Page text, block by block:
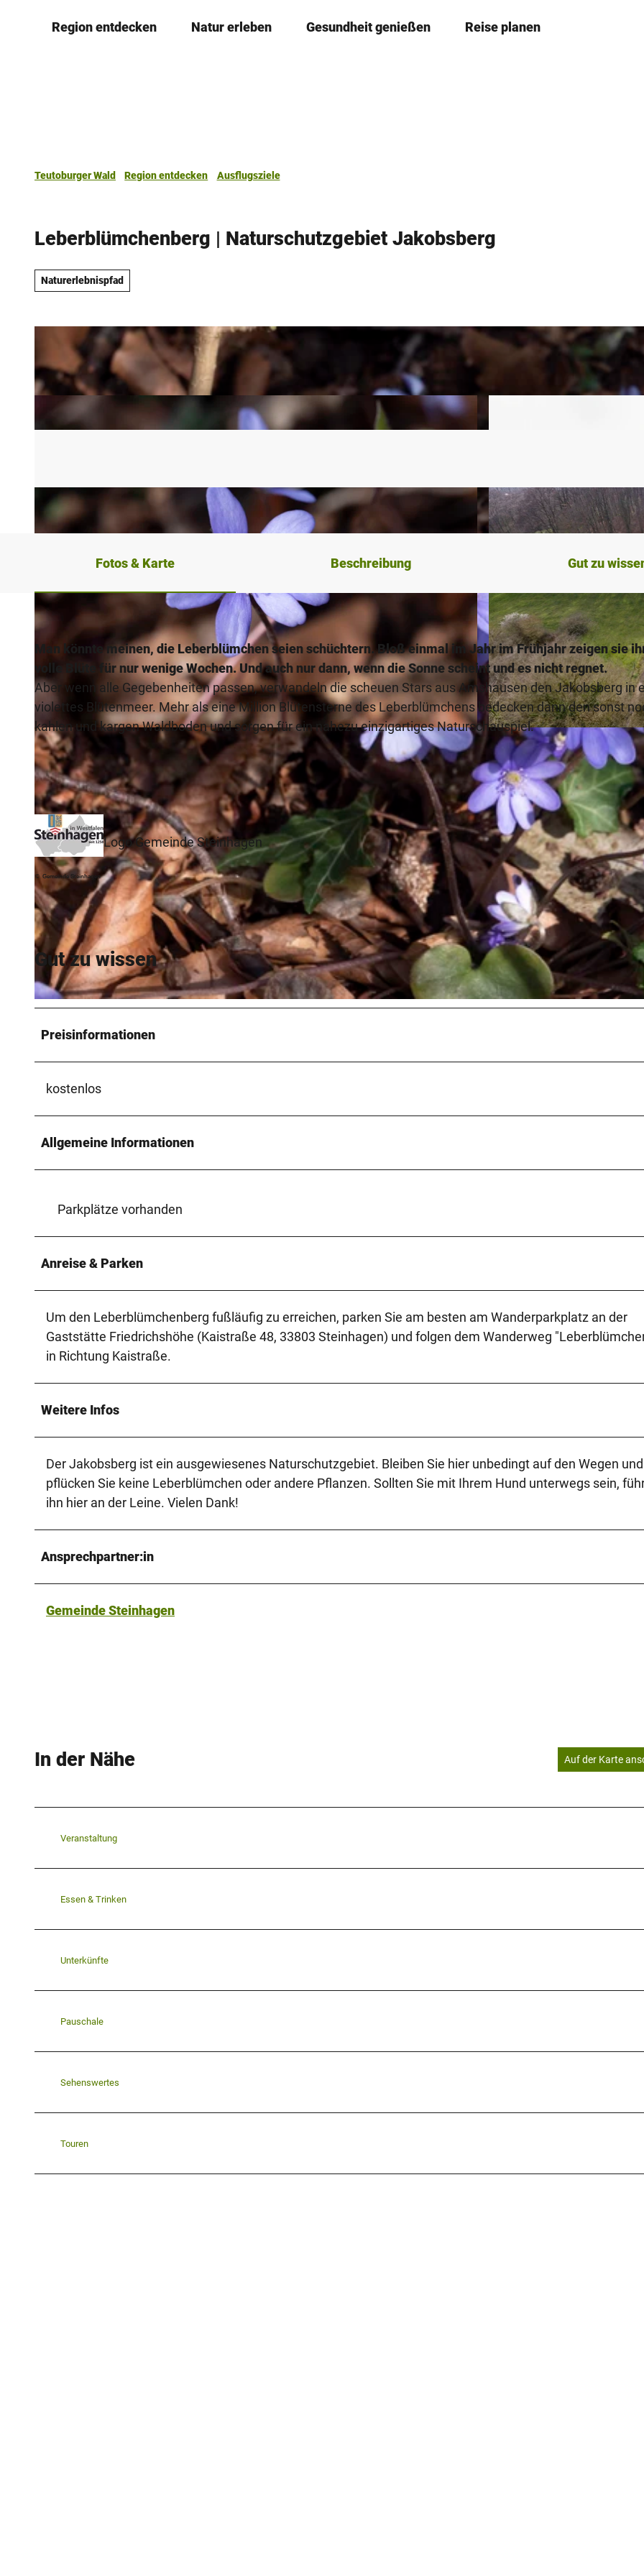
Region entdecken Natur erleben Gesundheit genießen Reise planen
Teutoburger Wald Region entdecken
Ausflugsziele
Leberblümchenberg | Naturschutzgebiet Jakobsberg
Naturerlebnispfad
© © Markus Stein Werther © © Markus Stein Werther
Fotos & Karte Beschreibung Gut zu
Man könnte meinen, die Leberblümchen seien schüchtern. Bloß einmal im Jahr im Frühjahr zeigen sie
volle Blüte für nur wenige Wochen. Und auch nur dann, wenn die Sonne scheint und es nicht regnet.
Aber wenn alle Gegebenheiten passen, verwandeln die scheuen Stars aus Amshausen den Jakobsberg in
violettes Blütenmeer. Mehr als eine Million Blütensterne des Leberblümchens bedecken dann den sonst
kahlen und kargen Waldboden und sorgen für ein nahezu einzigartiges Naturschauspiel.
© Gemeinde Steinhagen
Logo Gemeinde Steinhagen
Gut zu wissen
Preisinformationen
kostenlos
Allgemeine Informationen
Parkplätze vorhanden
Anreise & Parken
Um den Leberblümchenberg fußläufig zu erreichen, parken Sie am besten am Wanderparkplatz an der
Gaststätte Friedrichshöhe (Kaistraße 48, 33803 Steinhagen) und folgen dem Wanderweg
in Richtung Kaistraße.
Weitere Infos
Der Jakobsberg ist ein ausgewiesenes Naturschutzgebiet. Bleiben Sie hier unbedingt auf den Wegen und
pflücken Sie keine Leberblümchen oder andere Pflanzen. Sollten Sie mit Ihrem Hund unterwegs sein,
ihn hier an der Leine. Vielen Dank!
Ansprechpartner:in
Gemeinde Steinhagen
In der Nähe Auf der Karte
Veranstaltung
Essen & Trinken
Unterkünfte
Pauschale
Sehenswertes
Touren